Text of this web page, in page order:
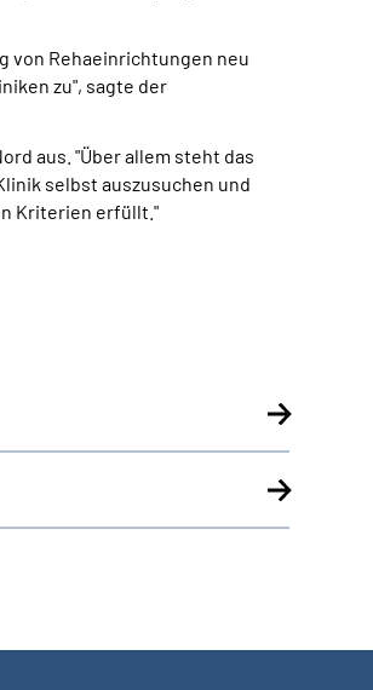
von Rehaeinrichtungen neu
zu", sagte der
aus. "Über allem steht das
selbst auszusuchen und
Kriterien erfüllt."